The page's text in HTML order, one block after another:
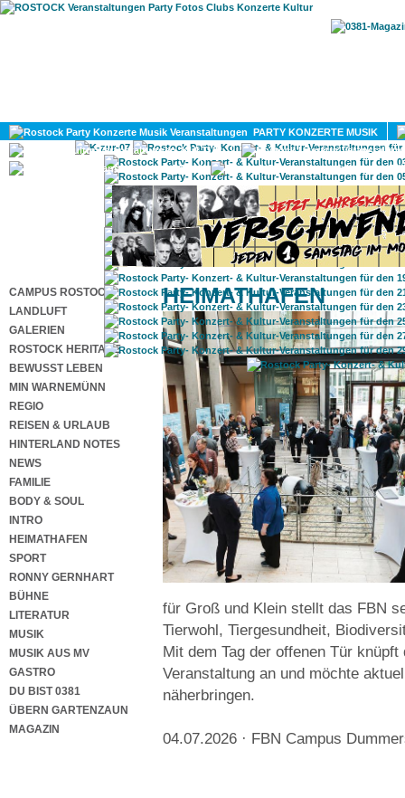
PARTY KONZERTE MUSIK
KULTUR
GAY
CAMPUS ROSTOCK
LANDLUFT
GALERIEN
ROSTOCK HERITAGE
BEWUSST LEBEN
MIN WARNEMÜNN
REGIO
REISEN & URLAUB
HINTERLAND NOTES
NEWS
FAMILIE
BODY & SOUL
INTRO
HEIMATHAFEN
SPORT
RONNY GERNHART
BÜHNE
LITERATUR
MUSIK
MUSIK AUS MV
GASTRO
DU BIST 0381
ÜBERN GARTENZAUN
MAGAZIN
HEIMATHAFEN
für Groß und Klein stellt das FBN
Tierwohl, Tiergesundheit,
Mit dem Tag der offenen Tür
Veranstaltung an und möchte
näherbringen.
04.07.2026 · FBN Campus